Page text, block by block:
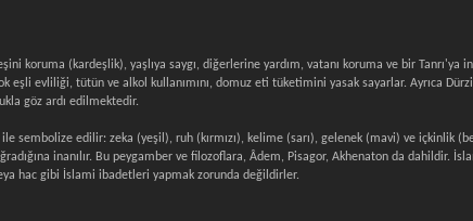
koruma (kardeşlik), yaşlıya saygı, diğerlerine yardım, vatanı koruma ve bir Tanrı'ya
eşli evliliği, tütün ve alkol kullanımını, domuz eti tüketimini yasak sayarlar. Ayrıca
göz ardı edilmektedir.
ile sembolize edilir: zeka (yeşil), ruh (kırmızı), kelime (sarı), gelenek (mavi) ve içkinlik
inanılır. Bu peygamber ve filozoflara, Âdem, Pisagor, Akhenaton da dahildir.
hac gibi İslami ibadetleri yapmak zorunda değildirler.